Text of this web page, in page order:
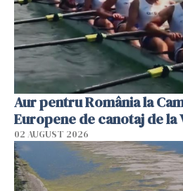
Aur pentru România la
Europene de canotaj de la
02 AUGUST 2026